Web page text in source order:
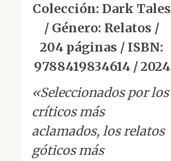
Colección: Dark Tales
/ Género: Relatos /
204 páginas / ISBN:
9788419834614 / 2024
«Seleccionados por los
críticos más
aclamados, los relatos
góticos más